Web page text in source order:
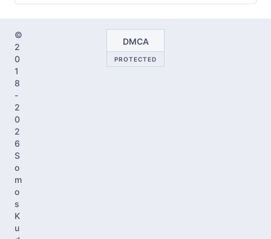
©
2
0
1
8
-
2
0
2
6
S
o
m
o
s
K
u
DMCA
PROTECTED